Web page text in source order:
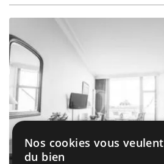
Nos cookies vous veulent
du bien